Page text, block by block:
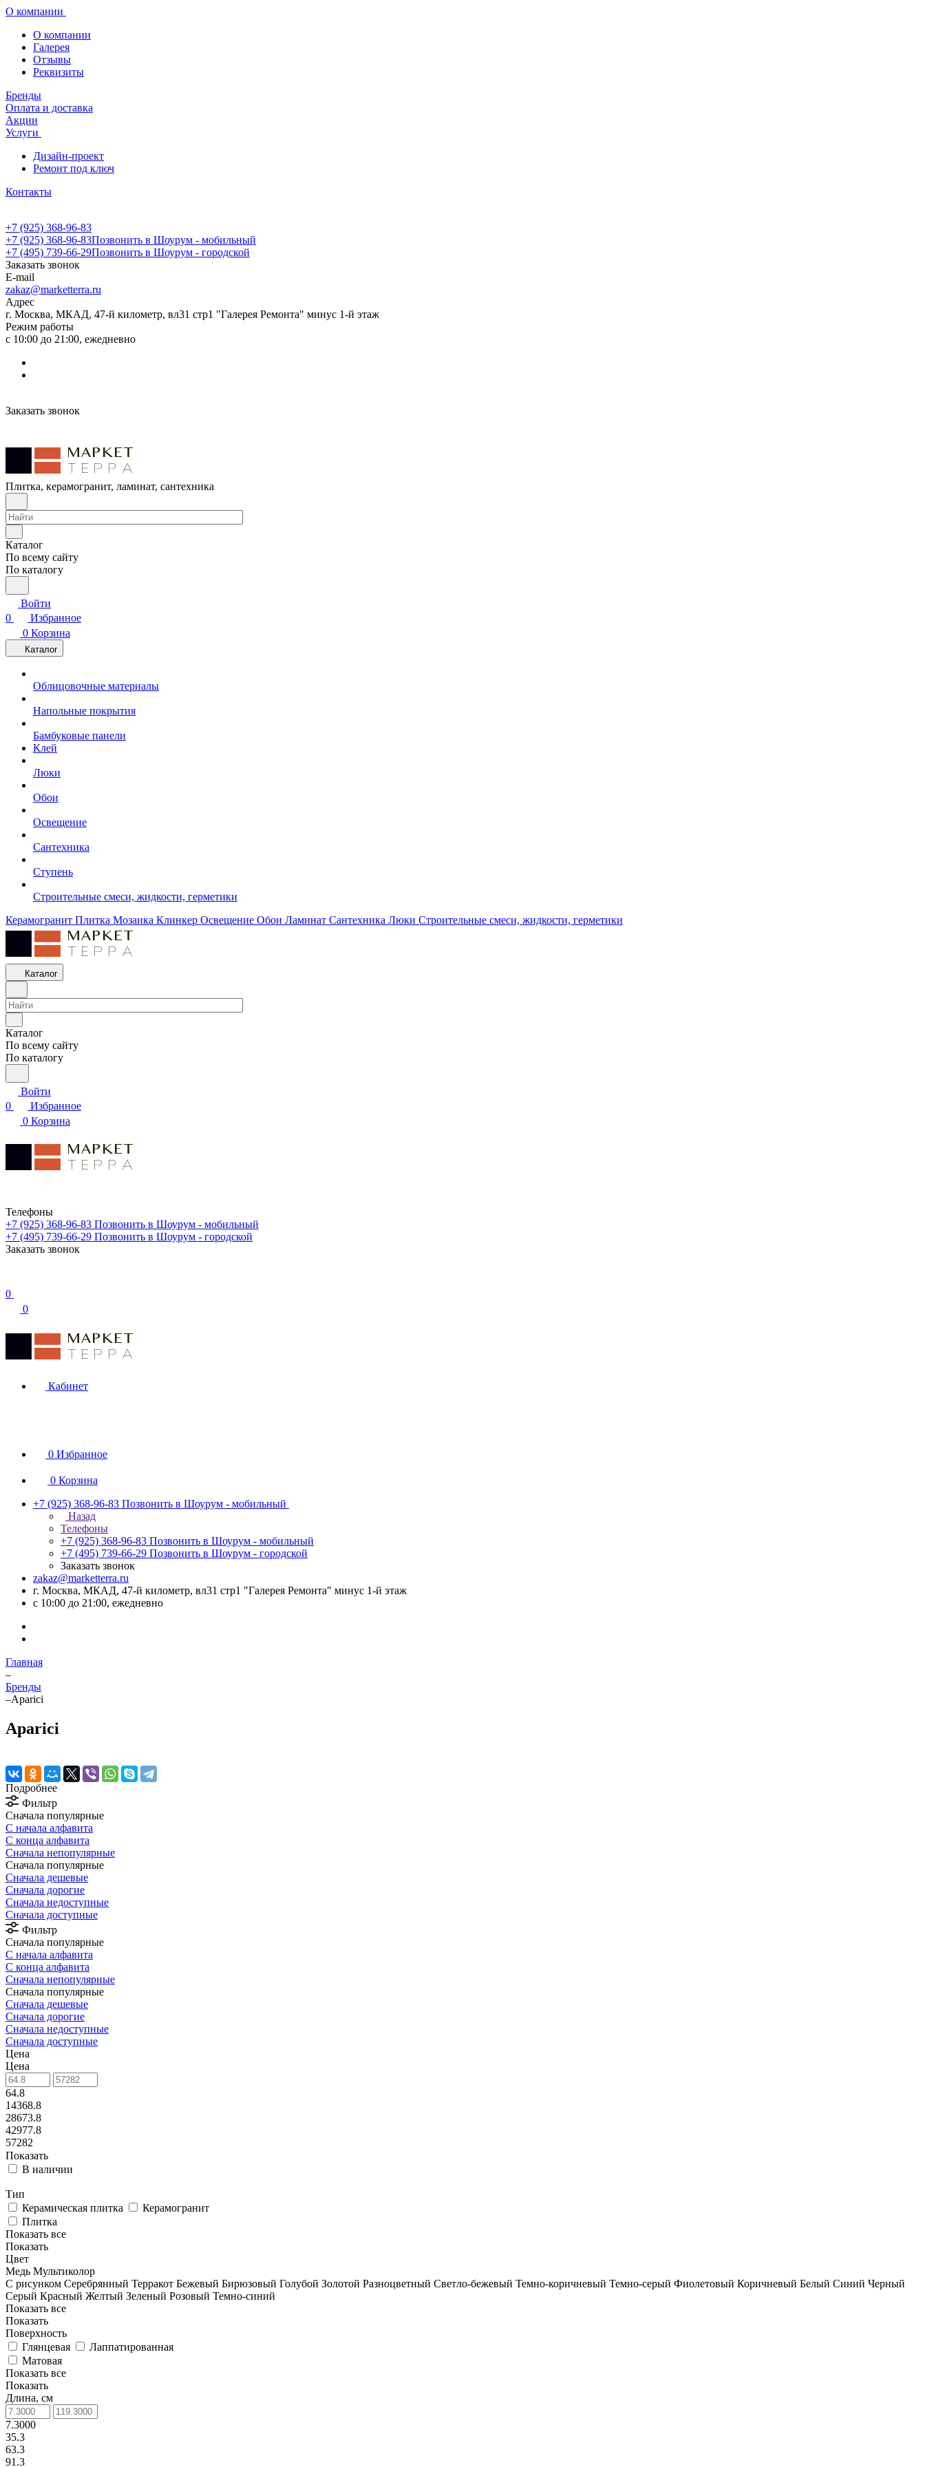
О компании
О компании
Галерея
Отзывы
Реквизиты
Бренды
Оплата и доставка
Акции
Услуги
Дизайн-проект
Ремонт под ключ
Контакты
+7 (925) 368-96-83
+7 (925) 368-96-83Позвонить в Шоурум - мобильный
+7 (495) 739-66-29Позвонить в Шоурум - городской
Заказать звонок
E-mail
zakaz@marketterra.ru
Адрес
г. Москва, МКАД, 47-й километр, вл31 стр1 "Галерея Ремонта" минус 1-й этаж
Режим работы
с 10:00 до 21:00, ежедневно
Заказать звонок
Плитка, керамогранит, ламинат, сантехника
Каталог
По всему сайту
По каталогу
Войти
0
Избранное
0 Корзина
Каталог
Облицовочные материалы
Напольные покрытия
Бамбуковые панели
Клей
Люки
Обои
Освещение
Сантехника
Ступень
Строительные смеси, жидкости, герметики
Керамогранит Плитка Мозаика Клинкер Освещение Обои Ламинат Сантехника Люки Строительные смеси, жидкости, герметики
Каталог
Каталог
По всему сайту
По каталогу
Войти
0
Избранное
0 Корзина
Телефоны
+7 (925) 368-96-83 Позвонить в Шоурум - мобильный
+7 (495) 739-66-29 Позвонить в Шоурум - городской
Заказать звонок
0
0
Кабинет
0 Избранное
0 Корзина
+7 (925) 368-96-83 Позвонить в Шоурум - мобильный
Назад
Телефоны
+7 (925) 368-96-83 Позвонить в Шоурум - мобильный
+7 (495) 739-66-29 Позвонить в Шоурум - городской
Заказать звонок
zakaz@marketterra.ru
г. Москва, МКАД, 47-й километр, вл31 стр1 "Галерея Ремонта" минус 1-й этаж
с 10:00 до 21:00, ежедневно
Главная
–
Бренды
–Aparici
Aparici
Подробнее
Фильтр
Сначала популярные
С начала алфавита
С конца алфавита
Сначала непопулярные
Сначала популярные
Сначала дешевые
Сначала дорогие
Сначала недоступные
Сначала доступные
Фильтр
Сначала популярные
С начала алфавита
С конца алфавита
Сначала непопулярные
Сначала популярные
Сначала дешевые
Сначала дорогие
Сначала недоступные
Сначала доступные
Цена
Цена
64.8
14368.8
28673.8
42977.8
57282
Показать
В наличии
Тип
Керамическая плитка
Керамогранит
Плитка
Показать все
Показать
Цвет
Медь Мультиколор
С рисунком Серебрянный Терракот Бежевый Бирюзовый Голубой Золотой Разноцветный Светло-бежевый Темно-коричневый Темно-серый Фиолетовый Коричневый Белый Синий Черный
Серый Красный Желтый Зеленый Розовый Темно-синий
Показать все
Показать
Поверхность
Глянцевая
Лаппатированная
Матовая
Показать все
Показать
Длина, см
7.3000
35.3
63.3
91.3